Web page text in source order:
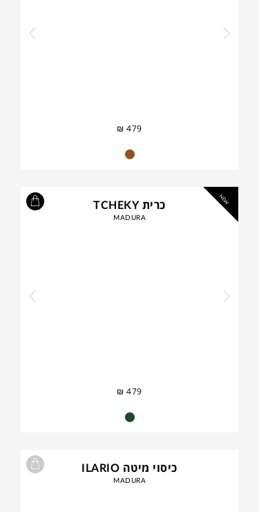
₪ 479
NEW כרית TCHEKY
MADURA
₪ 479
כיסוי מיטה ILARIO
MADURA